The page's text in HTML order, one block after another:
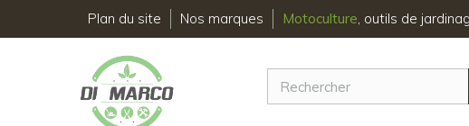
Plan du site Nos marques Motoculture, outils de